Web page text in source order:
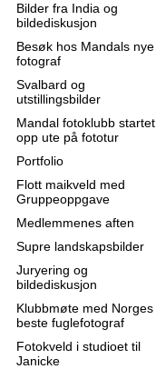
Bilder fra India og
bildediskusjon
Besøk hos Mandals nye
fotograf
Svalbard og
utstillingsbilder
Mandal fotoklubb startet
opp ute på fototur
Portfolio
Flott maikveld med
Gruppeoppgave
Medlemmenes aften
Supre landskapsbilder
Juryering og
bildediskusjon
Klubbmøte med Norges
beste fuglefotograf
Fotokveld i studioet til
Janicke